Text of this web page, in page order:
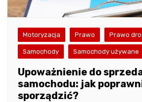
Motoryzacja Prawo Prawo
Samochody Samochody używane
Upoważnienie do
samochodu: jak
sporządzić?